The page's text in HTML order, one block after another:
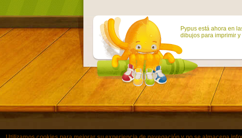
Utilizamos cookies para mejorar su experiencia de navegación y no se almacena
Pypus está ahora en
dibujos para imprimir y
© Copyright 2011-2021 colorearjunior.com